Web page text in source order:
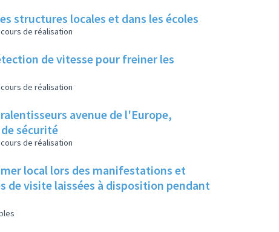
structures locales et dans les écoles
de réalisation
de vitesse pour freiner les
de réalisation
avenue de l'Europe,
sécurité
de réalisation
local lors des manifestations et
de visite laissées à disposition pendant